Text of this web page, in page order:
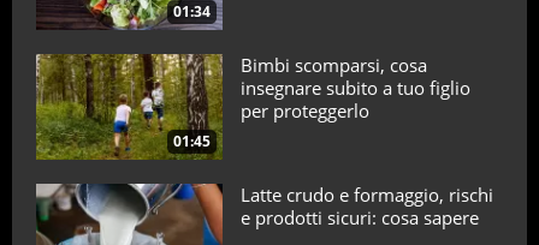
01:34
01:45
Bimbi scomparsi, cosa
insegnare subito a tuo figlio
per proteggerlo
Latte crudo e formaggio, rischi
e prodotti sicuri: cosa sapere